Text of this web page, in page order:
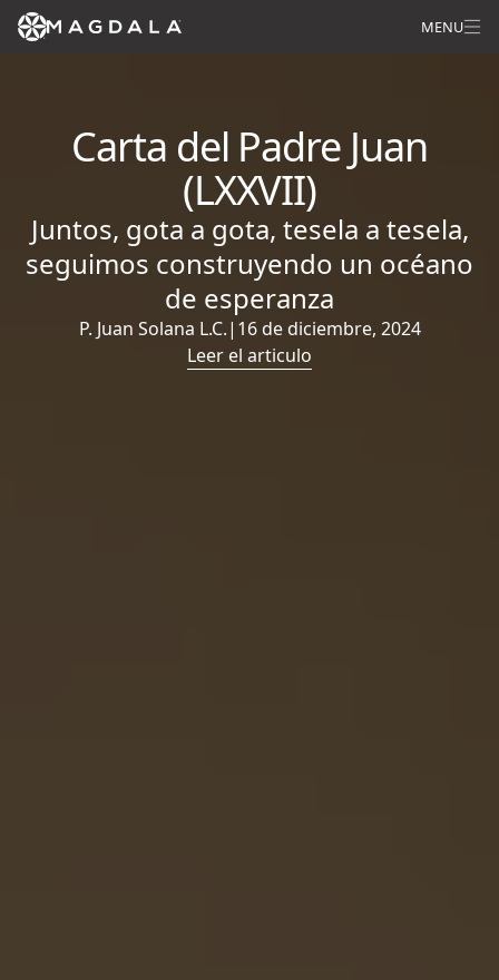
MENU
Carta del Padre Juan
(LXXVII)
Juntos, gota a gota, tesela a tesela,
seguimos construyendo un océano
de esperanza
P. Juan Solana L.C.| 16 de diciembre, 2024
Leer el articulo